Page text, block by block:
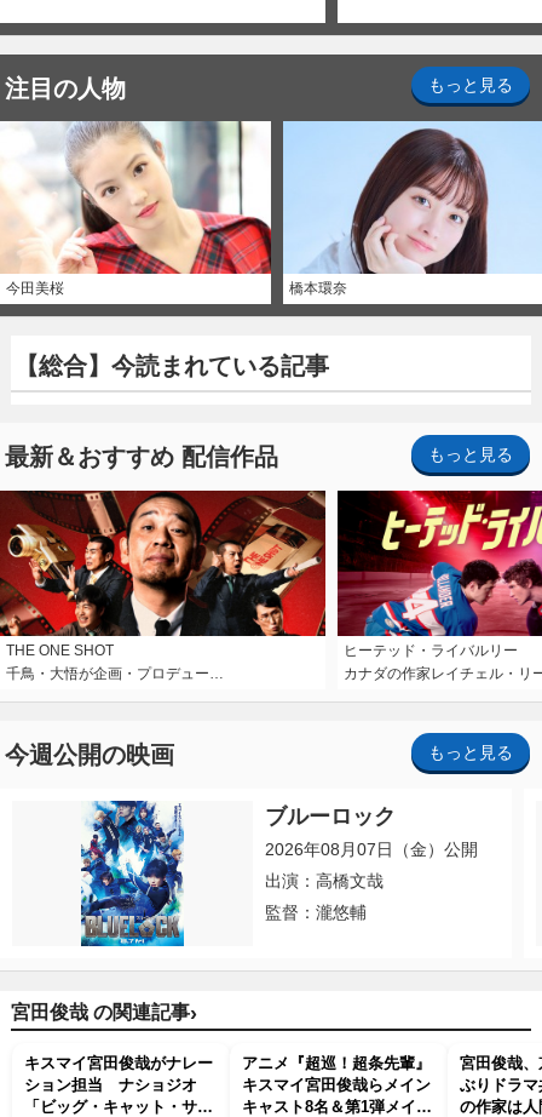
注目の人物 もっと見る
今田美桜 橋本環奈
【総合】今読まれている記事
最新＆おすすめ 配信作品 もっと見る
THE ONE SHOT
千鳥・大悟が企画・プロデュー…
ヒーテッド・ライバルリー
カナダの作家レイチェル・リ
今週公開の映画 もっと見る
ブルーロック
2026年08月07日（金）公開
出演：高橋文哉
監督：瀧悠輔
宮田俊哉 の関連記事›
キスマイ宮田俊哉がナレー
ション担当 ナショジオ
「ビッグ・キャット・サマ
アニメ『超巡！超条先輩』
キスマイ宮田俊哉らメイン
キャスト8名＆第1弾メイン
宮田俊哉
ぶりドラ
の作家は